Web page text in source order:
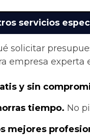
servicios
solicitar
empresa experta
y sin
tiempo. No
mejores